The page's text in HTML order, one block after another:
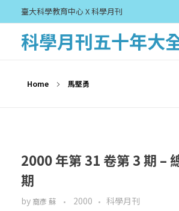
臺大科學教育中心 X 科學月刊
科學月刊五十年大
Home 馬堅勇
2000 年第 31 卷第 3 期 –
期
by 裔彥 蘇 2000 科學月刊